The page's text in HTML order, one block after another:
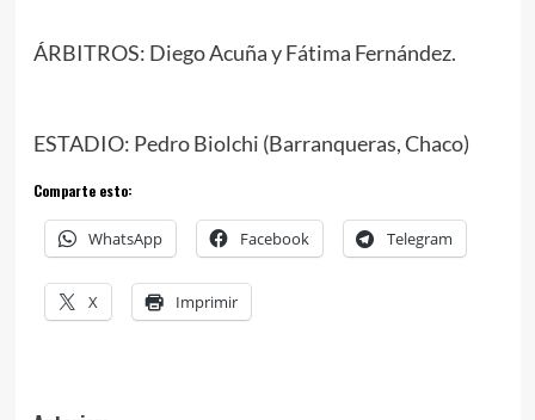
ÁRBITROS: Diego Acuña y Fátima Fernández.
ESTADIO: Pedro Biolchi (Barranqueras, Chaco)
Comparte esto:
WhatsApp Facebook Telegram
X Imprimir